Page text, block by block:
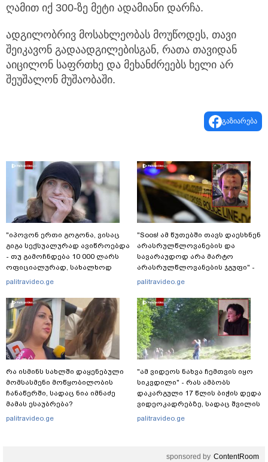
ღამით იქ 300-ზე მეტი ადამიანი დარჩა.
ადგილობრივ მოსახლეობას მოუწოდეს, თავი
შეიკავონ გადაადგილებისგან, რათა თავიდან
აიცილონ საფრთხე და მეხანძრეებს ხელი არ
შეუშალონ მუშაობაში.
გაზიარება
"იპოვონ ერთი გოგონა, ვისაც
გიგა სექსუალურად ავიწროებდა
- თუ გამოჩნდება 10 000 ლარს
ოფიციალურად, სახალხოდ
გადავცემ" - ეკა კუპატაძე
palitravideo.ge
რა ისმინს სახლში დაყენებული
მომსასმენი მოწყობილობის
ჩანაწერში, სადაც ნია იმნაძე
მამას ესაუბრება?
palitravideo.ge
"Soos! ამ წუთებში თავს დაესხნენ
არასრულწლოვანების და
სავარაუდოდ არა მარტო
არასრულწლოვანების ჯგუფი" -
რა ინფორმაციას ავრცელებს
palitravideo.ge
"ამ ვიდეოს ნახვა ჩემთვის იყო
სიკვდილი" - რას ამბობს
დაკარგული 17 წლის ბიჭის დედა
ვიდეოკადრებზე, სადაც შვილის
განწირული ვედრების ხმა
palitravideo.ge
sponsored by ContentRoom